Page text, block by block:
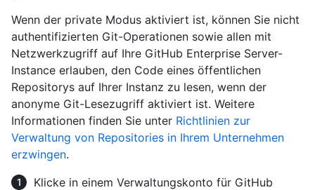
Wenn der private Modus aktiviert ist, können Sie nicht
authentifizierten Git-Operationen sowie allen mit
Netzwerkzugriff auf Ihre GitHub Enterprise Server-
Instance erlauben, den Code eines öffentlichen
Repositorys auf Ihrer Instanz zu lesen, wenn der
anonyme Git-Lesezugriff aktiviert ist. Weitere
Informationen finden Sie unter Richtlinien zur
Verwaltung von Repositories in Ihrem Unternehmen
erzwingen.
Klicke in einem Verwaltungskonto für GitHub